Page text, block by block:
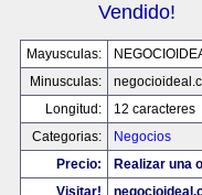
Vendido!
Mayusculas:
Minusculas:
Longitud:
12 caracteres
Categorias:
Negocios
Precio:
Realizar una
Visitar!